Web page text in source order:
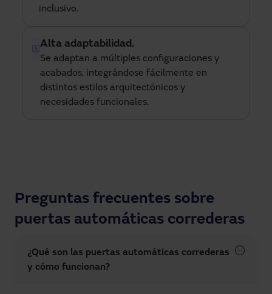
inclusivo.
Alta adaptabilidad.
Se adaptan a múltiples configuraciones y
acabados, integrándose fácilmente en
distintos estilos arquitectónicos y
necesidades funcionales.
Preguntas frecuentes sobre
puertas automáticas correderas
¿Qué son las puertas automáticas correderas
y cómo funcionan?